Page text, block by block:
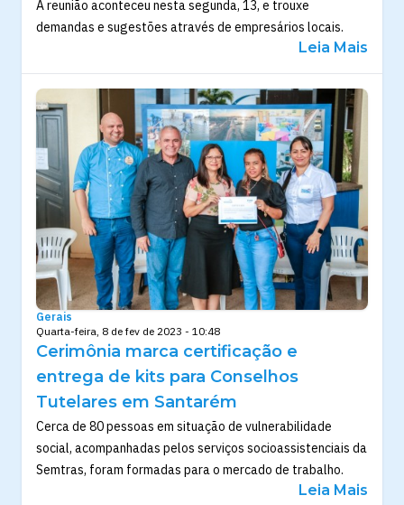
A reunião aconteceu nesta segunda, 13, e trouxe
demandas e sugestões através de empresários locais.
Leia Mais
Gerais
Quarta-feira, 8 de fev de 2023 - 10:48
Cerimônia marca certificação e
entrega de kits para Conselhos
Tutelares em Santarém
Cerca de 80 pessoas em situação de vulnerabilidade
social, acompanhadas pelos serviços socioassistenciais da
Semtras, foram formadas para o mercado de trabalho.
Leia Mais